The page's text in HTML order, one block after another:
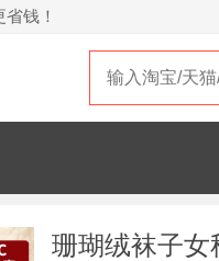
钱！
珊瑚绒袜子女